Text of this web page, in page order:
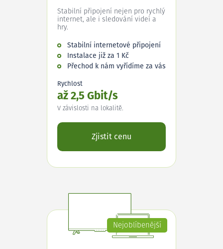
Stabilní připojení nejen pro rychlý
internet, ale i sledování videí a
hry.
Stabilní internetové připojení
Instalace již za 1 Kč
Přechod k nám vyřídíme za vás
Rychlost
až 2,5 Gbit/s
V závislosti na lokalitě.
Zjistit cenu
Nejoblíbenější